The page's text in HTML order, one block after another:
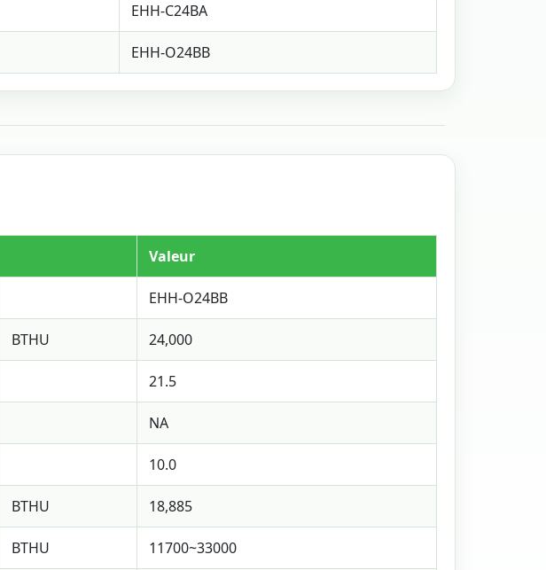
EHH-C24BA
EHH-O24BB
Valeur
EHH-O24BB
BTHU 24,000
21.5
NA
10.0
BTHU 18,885
BTHU 11700~33000